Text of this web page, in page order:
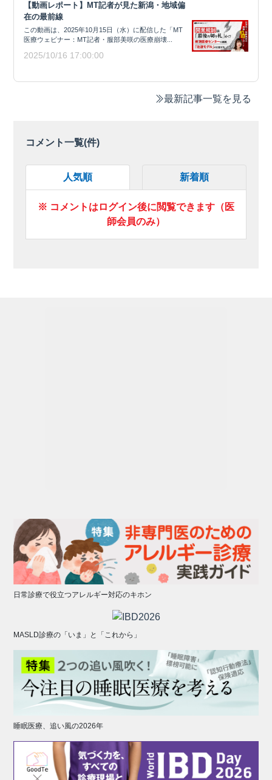
【動画レポート】MT記者が見た新潟・地域偏
在の最前線
この動画は、2025年10月15日（水）に配信した「MT
医療ウェビナー：MT記者・服部美咲の医療崩壊...
2025/10/16 17:00:00
最新記事一覧を見る
コメント一覧(件)
人気順 新着順
※ コメントはログイン後に閲覧できます（医
師会員のみ）
日常診療で役立つアレルギー対応のキホン
MASLD診療の「いま」と「これから」
睡眠医療、追い風の2026年